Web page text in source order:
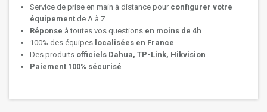
Service de prise en main à distance pour configurer votre
équipement de A à Z
Réponse à toutes vos questions en moins de 4h
100% des équipes localisées en France
Des produits officiels Dahua, TP-Link, Hikvision
Paiement 100% sécurisé